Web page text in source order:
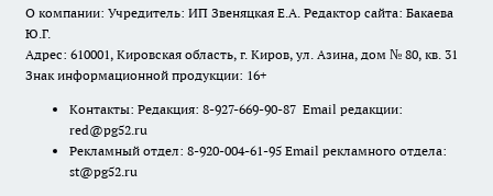
О компании: Учредитель: ИП Звеняцкая Е.А. Редактор сайта: Бакаева
Ю.Г.
Адрес: 610001, Кировская область, г. Киров, ул. Азина, дом № 80, кв. 31
Знак информационной продукции: 16+
Контакты: Редакция: 8-927-669-90-87 Email редакции:
red@pg52.ru
Рекламный отдел: 8-920-004-61-95 Email рекламного отдела:
st@pg52.ru